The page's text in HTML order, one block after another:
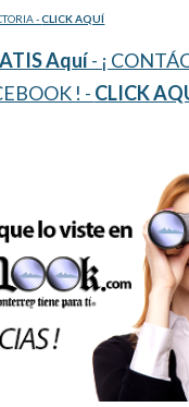
- CLICK AQUÍ
Aquí - ¡
! - CLICK